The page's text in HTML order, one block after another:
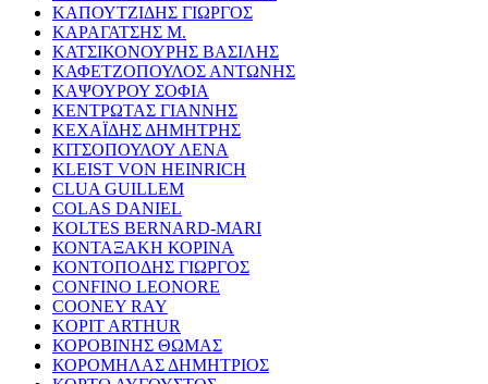
ΚΑΠΟΥΤΖΙΔΗΣ ΓΙΩΡΓΟΣ
ΚΑΡΑΓΑΤΣΗΣ Μ.
ΚΑΤΣΙΚΟΝΟΥΡΗΣ ΒΑΣΙΛΗΣ
ΚΑΦΕΤΖΟΠΟΥΛΟΣ ΑΝΤΩΝΗΣ
ΚΑΨΟΥΡΟΥ ΣΟΦΙΑ
ΚΕΝΤΡΩΤΑΣ ΓΙΑΝΝΗΣ
ΚΕΧΑΪΔΗΣ ΔΗΜΗΤΡΗΣ
ΚΙΤΣΟΠΟΥΛΟΥ ΛΕΝΑ
KLEIST VON HEINRICH
CLUA GUILLEM
COLAS DANIEL
KOLTES BERNARD-MARI
ΚΟΝΤΑΞΑΚΗ ΚΟΡΙΝΑ
ΚΟΝΤΟΠΟΔΗΣ ΓΙΩΡΓΟΣ
CONFINO LEONORE
COONEY RAY
KOPIT ARTHUR
ΚΟΡΟΒΙΝΗΣ ΘΩΜΑΣ
ΚΟΡΟΜΗΛΑΣ ΔΗΜΗΤΡΙΟΣ